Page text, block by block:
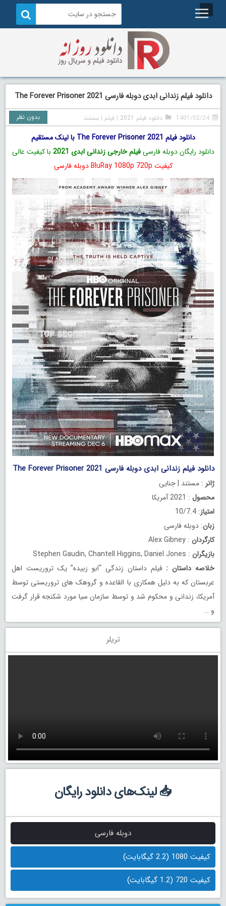
دانلود فیلم زندانی ابدی دوبله فارسی The Forever Prisoner 2021
1401/02/24 دانلود فیلم 2021 |فیلم |مستند بدون نظر
دانلود فیلم The Forever Prisoner 2021 با لینک مستقیم
دانلود رایگان دوبله فارسیفیلم خارجی زندانی ابدی 2021
با کیفیت عالی
کیفیت BluRay 1080p 720p دوبله فارسی
دانلود فیلم زندانی ابدی دوبله فارسی The Forever Prisoner 2021
ژانر : مستند | جنایی
محصول : 2021 آمریکا
امتیاز: 10/7.4
زبان: دوبله فارسی
کارگردان : Alex Gibney
بازیگران : Stephen Gaudin, Chantell Higgins, Daniel Jones
خلاصه داستان : فیلم داستان زندگی “ابو زبیده” یک تروریست اهل
عربستان که به دلیل همکاری با القاعده و گروهک های تروریستی توسط
آمریکا، زندانی و محکوم شد و توسط سازمان سیا مورد شکنجه قرار گرفت
و …
تریلر
📥 لینک‌های دانلود رایگان
دوبله فارسی
کیفیت 1080 (2.2 گیگابایت)
کیفیت 720 (1.2 گیگابایت)